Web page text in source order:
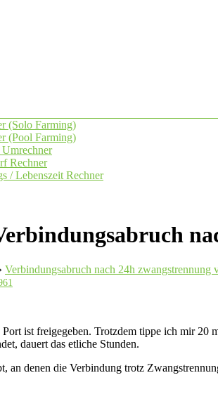
(Solo Farming)
(Pool Farming)
Rechner
/ Lebenszeit Rechner
Verbindungsabruch nach 24h zwangstrennung
ist freigegeben. Trotzdem tippe ich mir 20
dauert das etliche Stunden.
an denen die Verbindung trotz